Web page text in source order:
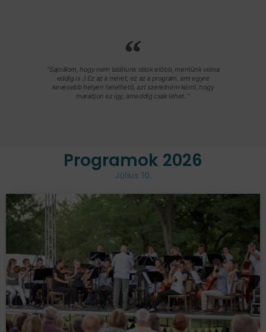
"Sajnálom, hogy nem találtunk rátok előbb, mentünk volna
eddig is :) Ez az a méret, ez az a program, ami egyre
kevesebb helyen fellelhető, azt szeretném kérni, hogy
maradjon ez így, ameddig csak lehet. "
Programok 2026
Július 10.